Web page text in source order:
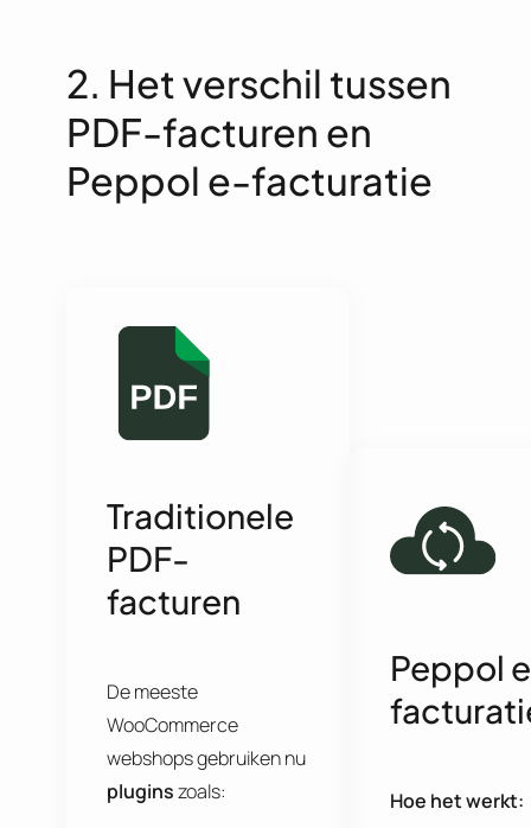
2. Het verschil tussen
PDF-facturen en
Peppol e-facturatie
Traditionele
PDF-
facturen
De meeste
WooCommerce
webshops gebruiken nu
pluginszoals:
Peppol
Hoe het werkt: